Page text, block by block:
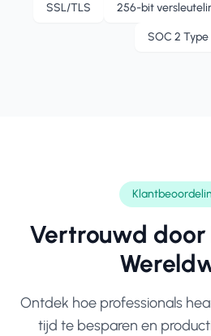
SSL/TLS 256-bit
SOC 2 Type
Vertrouwd door
Ontdek hoe professionals
tijd te besparen en